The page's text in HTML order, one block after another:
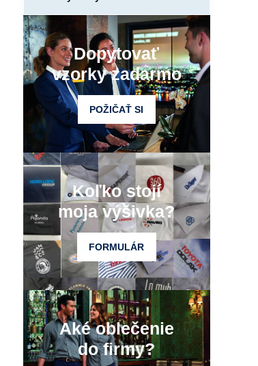
Dopytovať
vzorky zadarmo
POŽIČAŤ SI
Koľko stojí
moja výšivka?
FORMULÁR
Aké oblečenie
do firmy?